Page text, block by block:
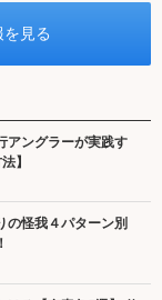
アングラーが実践す
】
の怪我４パターン別